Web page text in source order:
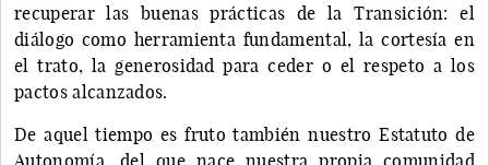
recuperar las buenas prácticas de la Transición: el
diálogo como herramienta fundamental, la cortesía en
el trato, la generosidad para ceder o el respeto a los
pactos alcanzados.
De aquel tiempo es fruto también nuestro Estatuto de
Autonomía, del que nace nuestra propia comunidad